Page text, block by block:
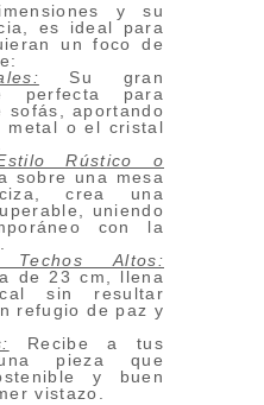
y su
es ideal para
un foco de
Su gran
perfecta para
sofás, aportando
metal o el cristal
Rústico o
sobre una mesa
crea una
uniendo
con la
Altos:
de 23 cm, llena
sin resultar
refugio de paz y
Recibe a tus
pieza que
y buen
vistazo.